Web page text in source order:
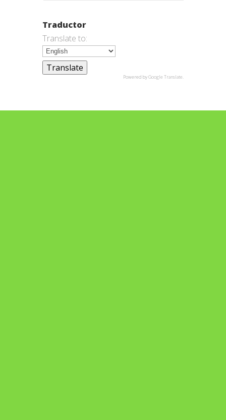
Traductor
Translate to:
Powered byGoogle Translate.